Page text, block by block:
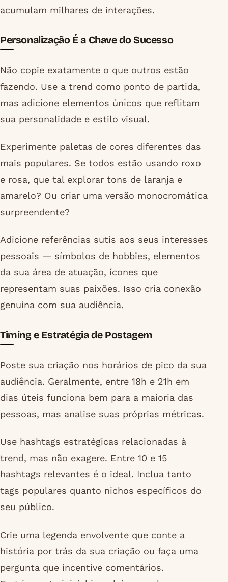
acumulam milhares de interações.
Personalização É a Chave do Sucesso
Não copie exatamente o que outros estão
fazendo. Use a trend como ponto de partida,
mas adicione elementos únicos que reflitam
sua personalidade e estilo visual.
Experimente paletas de cores diferentes das
mais populares. Se todos estão usando roxo
e rosa, que tal explorar tons de laranja e
amarelo? Ou criar uma versão monocromática
surpreendente?
Adicione referências sutis aos seus interesses
pessoais — símbolos de hobbies, elementos
da sua área de atuação, ícones que
representam suas paixões. Isso cria conexão
genuína com sua audiência.
Timing e Estratégia de Postagem
Poste sua criação nos horários de pico da sua
audiência. Geralmente, entre 18h e 21h em
dias úteis funciona bem para a maioria das
pessoas, mas analise suas próprias métricas.
Use hashtags estratégicas relacionadas à
trend, mas não exagere. Entre 10 e 15
hashtags relevantes é o ideal. Inclua tanto
tags populares quanto nichos específicos do
seu público.
Crie uma legenda envolvente que conte a
história por trás da sua criação ou faça uma
pergunta que incentive comentários.